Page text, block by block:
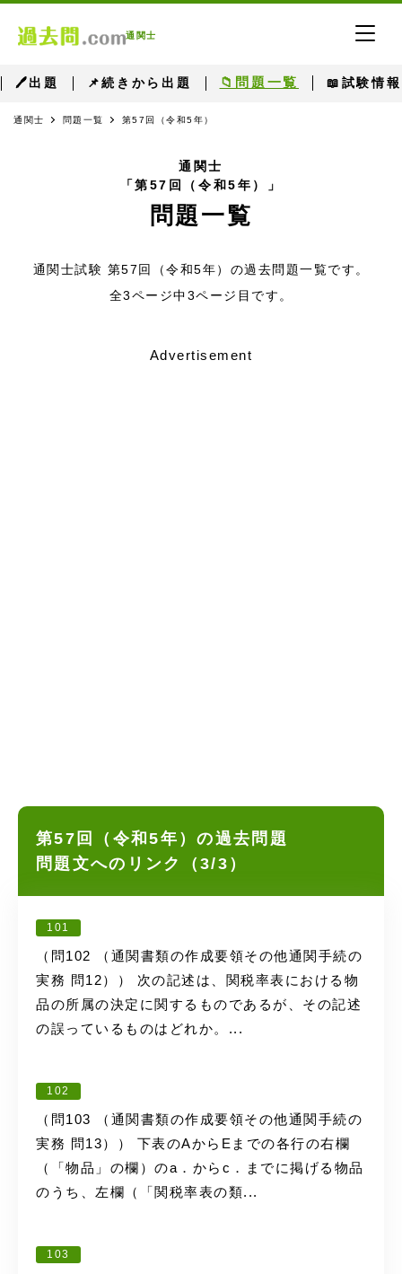
通関士
🖊出題 📌続きから出題 📁問題一覧 📖試験情報
通関士 問題一覧 第57回（令和5年）
通関士
「第57回（令和5年）」
問題一覧
通関士試験 第57回（令和5年）の過去問題一覧です。
全3ページ中3ページ目です。
Advertisement
第57回（令和5年）の過去問題
問題文へのリンク（3/3）
101
（問102 （通関書類の作成要領その他通関手続の
実務 問12）） 次の記述は、関税率表における物
品の所属の決定に関するものであるが、その記述
の誤っているものはどれか。...
102
（問103 （通関書類の作成要領その他通関手続の
実務 問13）） 下表のAからEまでの各行の右欄
（「物品」の欄）のa．からc．までに掲げる物品
のうち、左欄（「関税率表の類...
103